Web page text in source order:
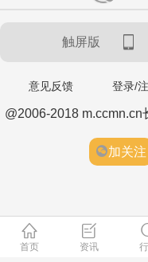
触屏版
意见反馈 登录/
@2006-2018
加关注
首页 资讯